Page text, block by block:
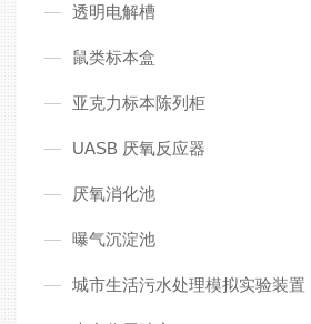
透明电解槽
鼠类标本盒
亚克力标本陈列柜
UASB 厌氧反应器
厌氧消化池
曝气沉淀池
城市生活污水处理模拟实验装置